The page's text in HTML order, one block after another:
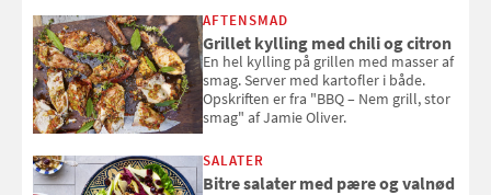
AFTENSMAD
Grillet kylling med chili og citron
En hel kylling på grillen med masser af
smag. Server med kartofler i både.
Opskriften er fra "BBQ – Nem grill, stor
smag" af Jamie Oliver.
SALATER
Bitre salater med pære og valnød